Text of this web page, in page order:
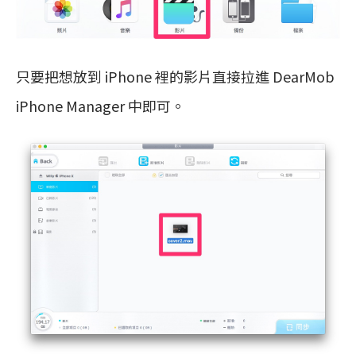
只要把想放到 iPhone 裡的影片直接拉進 DearMob
iPhone Manager 中即可。